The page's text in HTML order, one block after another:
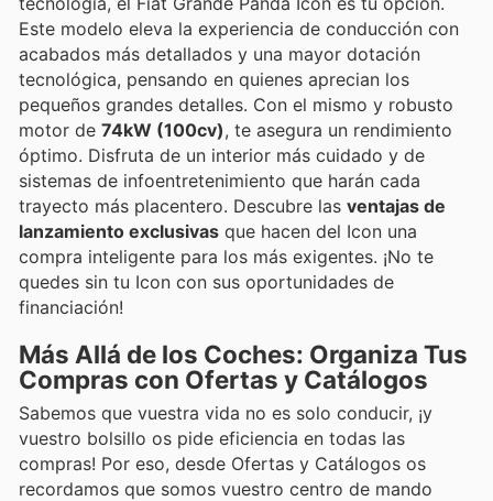
Este modelo eleva la experiencia de conducción con
acabados más detallados y una mayor dotación
tecnológica, pensando en quienes aprecian los
pequeños grandes detalles. Con el mismo y robusto
motor de 74kW (100cv), te asegura un rendimiento
óptimo. Disfruta de un interior más cuidado y de
sistemas de infoentretenimiento que harán cada
trayecto más placentero. Descubre las ventajas de
lanzamiento exclusivas que hacen del Icon una
compra inteligente para los más exigentes. ¡No te
quedes sin tu Icon con sus oportunidades de
financiación!
Más Allá de los Coches: Organiza Tus
Compras con Ofertas y Catálogos
Sabemos que vuestra vida no es solo conducir, ¡y
vuestro bolsillo os pide eficiencia en todas las
compras! Por eso, desde Ofertas y Catálogos os
recordamos que somos vuestro centro de mando